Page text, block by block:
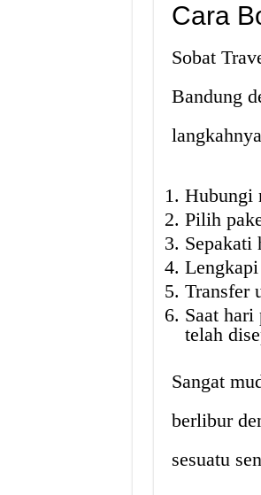
Cara
Sobat
Bandung
Hubungi
Pilih
Sepakati
Transfer
Saat
telah
Sangat
berlibur
sesuatu